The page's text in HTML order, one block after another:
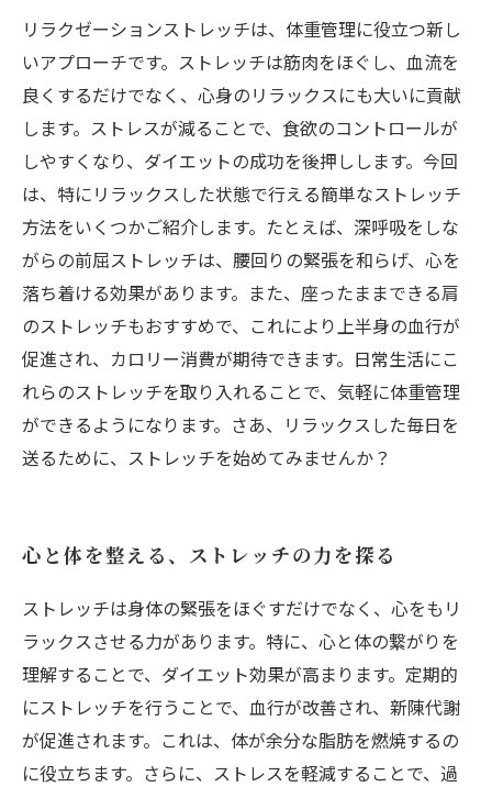
健康的な体と心を手に入れる、新しいライフス
タイルの提案
リラクゼーションストレッチは、体重管理に役立つ新し
いアプローチです。ストレッチは筋肉をほぐし、血流を
良くするだけでなく、心身のリラックスにも大いに貢献
します。ストレスが減ることで、食欲のコントロールが
しやすくなり、ダイエットの成功を後押しします。今回
は、特にリラックスした状態で行える簡単なストレッチ
方法をいくつかご紹介します。たとえば、深呼吸をしな
がらの前屈ストレッチは、腰回りの緊張を和らげ、心を
落ち着ける効果があります。また、座ったままできる肩
のストレッチもおすすめで、これにより上半身の血行が
促進され、カロリー消費が期待できます。日常生活にこ
れらのストレッチを取り入れることで、気軽に体重管理
ができるようになります。さあ、リラックスした毎日を
送るために、ストレッチを始めてみませんか？
心と体を整える、ストレッチの力を探る
ストレッチは身体の緊張をほぐすだけでなく、心をもリ
ラックスさせる力があります。特に、心と体の繋がりを
理解することで、ダイエット効果が高まります。定期的
にストレッチを行うことで、血行が改善され、新陳代謝
が促進されます。これは、体が余分な脂肪を燃焼するの
に役立ちます。さらに、ストレスを軽減することで、過